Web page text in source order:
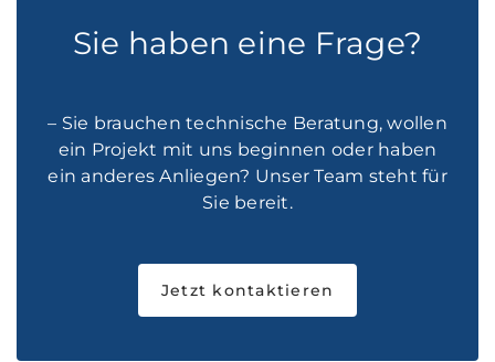
Sie haben eine Frage?
– Sie brauchen technische Beratung, wollen
ein Projekt mit uns beginnen oder haben
ein anderes Anliegen? Unser Team steht für
Sie bereit.
Jetzt kontaktieren